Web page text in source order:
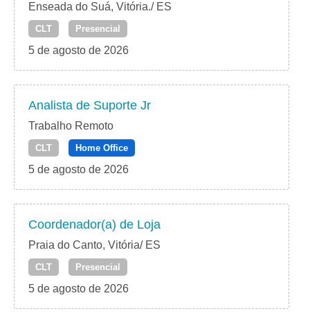
Enseada do Suá, Vitória./ ES
CLT Presencial
5 de agosto de 2026
Analista de Suporte Jr
Trabalho Remoto
CLT Home Office
5 de agosto de 2026
Coordenador(a) de Loja
Praia do Canto, Vitória/ ES
CLT Presencial
5 de agosto de 2026